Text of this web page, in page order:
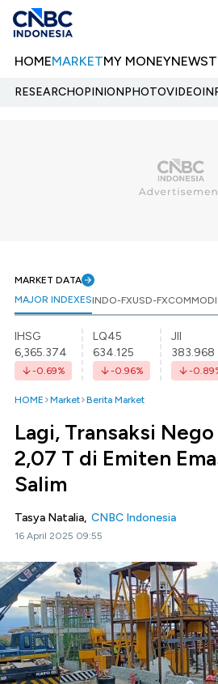
HOMEMARKETMY MONEYNEWS
RESEARCHOPINIONPHOTOVIDEO
MARKET DATA
MAJOR INDEXESINDO-FXUSD-FX
IHSG
6,365.374
-0.69%
LQ45
634.125
-0.96%
JII
383.968
-0.89
HOME Market Berita Market
Lagi, Transaksi
2,07 T di Emiten
Salim
Tasya Natalia, CNBC Indonesia
16 April 2025 09:55